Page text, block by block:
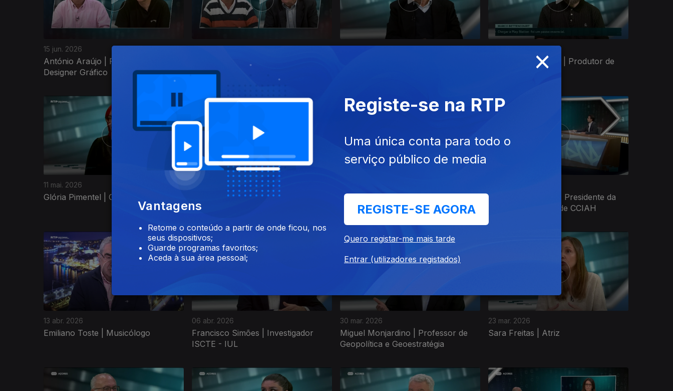
15 jun. 2026
António Araújo | Fotógrafo e
Designer Gráfico
Universitário
Marco Bettencourt | Produtor de
11 mai. 2026
Glória Pimentel | Cantora Lírica
04 mai. 2026
José Carlos Costa | Escritor Paulo Machado | Enólogo
João Pedro Alves | Presidente da
Comissão Juventude CCIAH
923769
13 abr. 2026
Emiliano Toste | Musicólogo
06 abr. 2026
Francisco Simões | Investigador
ISCTE - IUL
30 mar. 2026
Miguel Monjardino | Professor de
Geopolítica e Geoestratégia
23 mar. 2026
Sara Freitas | Atriz
×
Vantagens
Retome o conteúdo a partir de onde ficou, nos
seus dispositivos;
Guarde programas favoritos;
Aceda à sua área pessoal;
Registe-se na RTP
Uma única conta para todo o
serviço público de media
REGISTE-SE AGORA
Quero registar-me mais tarde
Entrar (utilizadores registados)